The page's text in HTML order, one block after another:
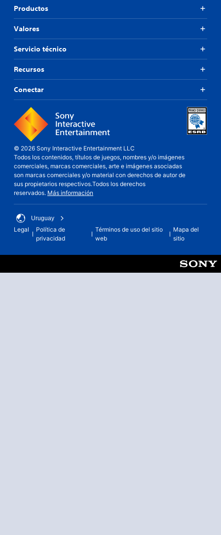
Productos
Valores
Servicio técnico
Recursos
Conectar
© 2026 Sony Interactive Entertainment LLC
Todos los contenidos, títulos de juegos, nombres y/o imágenes
comerciales, marcas comerciales, arte e imágenes asociadas
son marcas comerciales y/o material con derechos de autor de
sus propietarios respectivos.Todos los derechos
reservados. Más información
Uruguay
Legal
Política de
privacidad
Términos de uso del sitio
web
Mapa del
sitio